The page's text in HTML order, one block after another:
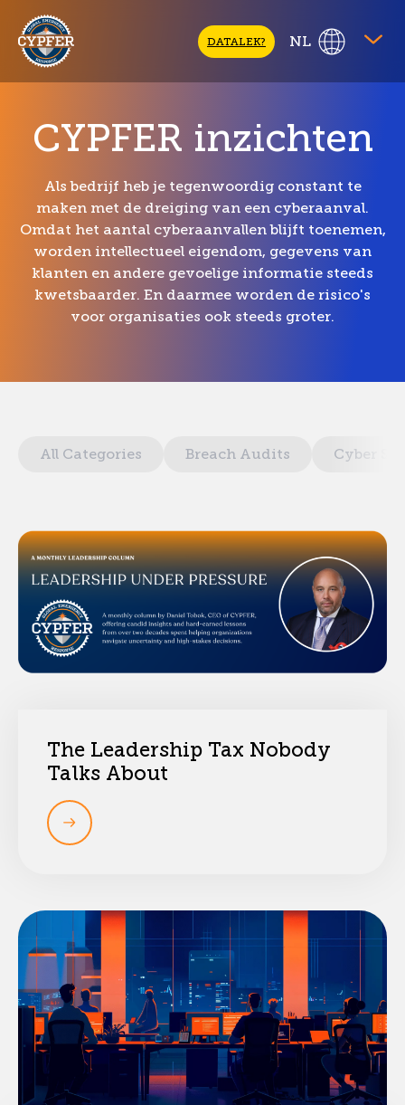
DATALEK? NL
CYPFER inzichten
Als bedrijf heb je tegenwoordig constant te
maken met de dreiging van een cyberaanval.
Omdat het aantal cyberaanvallen blijft toenemen,
worden intellectueel eigendom, gegevens van
klanten en andere gevoelige informatie steeds
kwetsbaarder. En daarmee worden de risico's
voor organisaties ook steeds groter.
All Categories Breach Audits Cyber
The Leadership Tax Nobody
Talks About